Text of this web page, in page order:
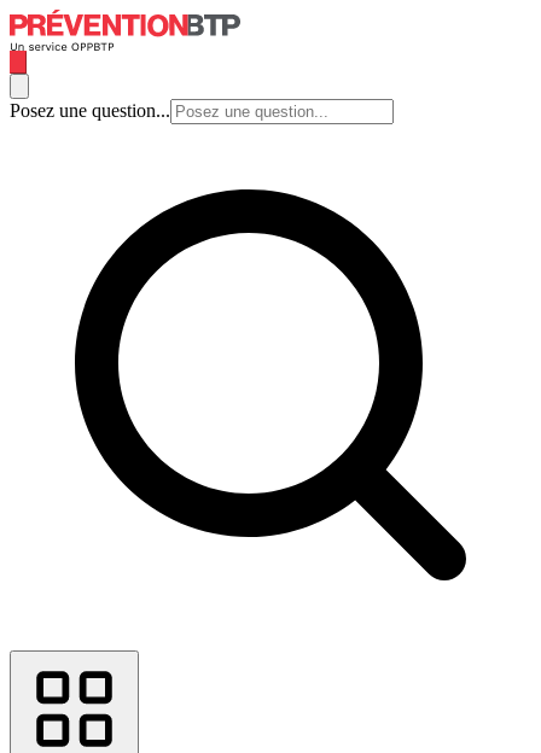
Posez une question...